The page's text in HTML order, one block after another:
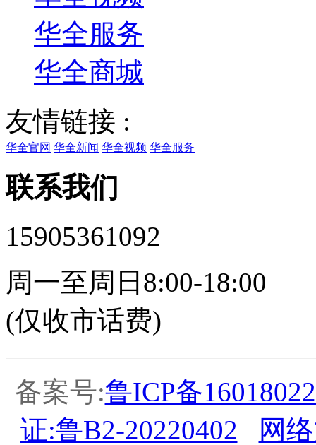
华全服务
华全商城
友情链接 :
华全官网 华全新闻 华全视频 华全服务
联系我们
15905361092
周一至周日8:00-18:00
(仅收市话费)
备案号:鲁ICP备
证:鲁B2-20220402
网